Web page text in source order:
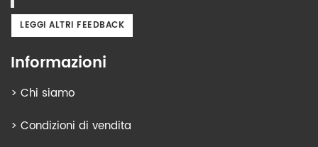
LEGGI ALTRI FEEDBACK
Informazioni
> Chi siamo
> Condizioni di vendita